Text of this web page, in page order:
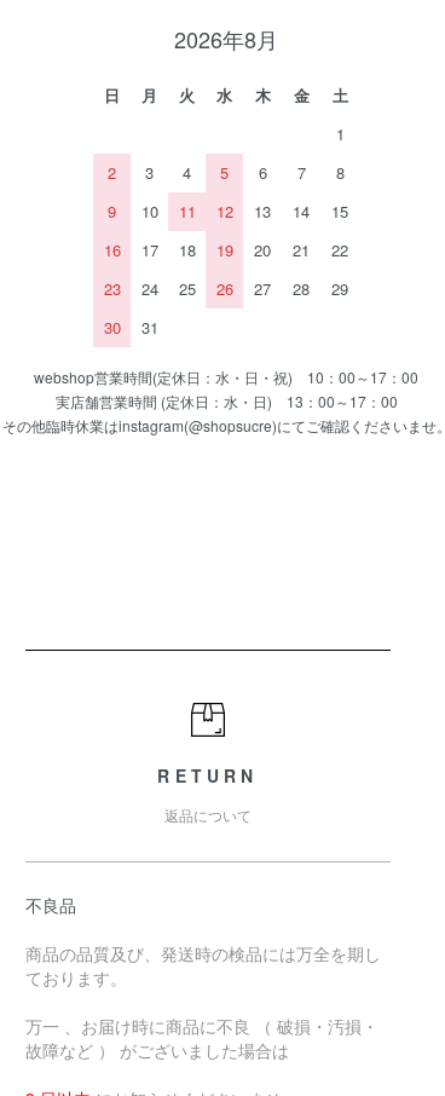
2026年8月
日 月 火 水 木 金
土
1
2
3 4 5 6 7
8
9
10 11 12 13 14
15
16
17 18 19 20 21
22
23
24 25 26 27 28
29
30
31
webshop営業時間(定休日：水・日・祝) 10：00～17：00
実店舗営業時間 (定休日：水・日) 13：00～17：00
その他臨時休業はinstagram(@shopsucre)にてご確認くださいませ。
RETURN
返品について
不良品
商品の品質及び、発送時の検品には万全を期し
ております。
万一 、お届け時に商品に不良 （ 破損・汚損・
故障など ） がございました場合は